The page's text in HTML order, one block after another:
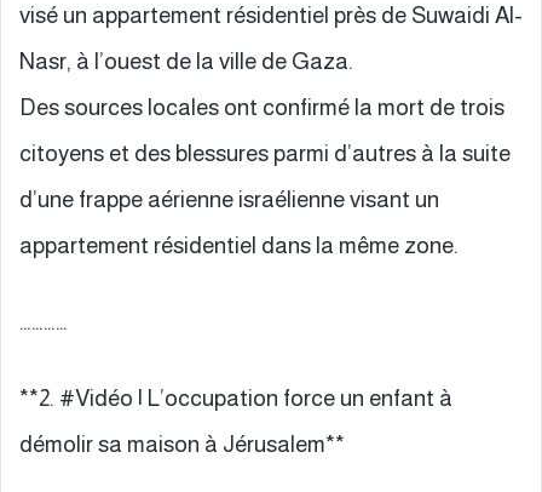
visé un appartement résidentiel près de Suwaidi Al-
Nasr, à l’ouest de la ville de Gaza.
Des sources locales ont confirmé la mort de trois
citoyens et des blessures parmi d’autres à la suite
d’une frappe aérienne israélienne visant un
appartement résidentiel dans la même zone.
…………
**2. #Vidéo | L’occupation force un enfant à
démolir sa maison à Jérusalem**